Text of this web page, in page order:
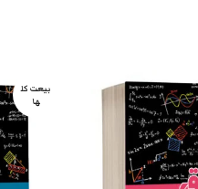
بيعت كل
ها